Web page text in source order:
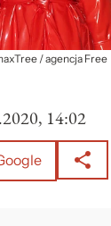
/ agencja Free
14:02